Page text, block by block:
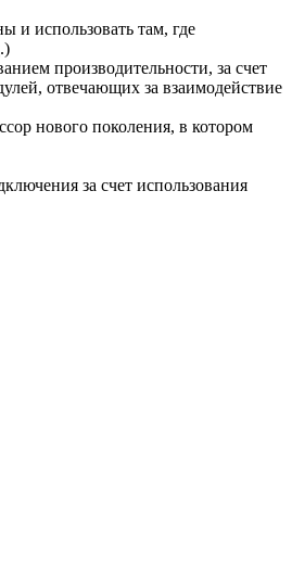
и использовать там, где
производительности, за счет
отвечающих за взаимодействие
нового поколения, в котором
за счет использования